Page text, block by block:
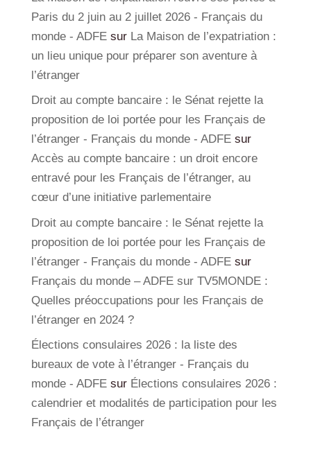
Paris du 2 juin au 2 juillet 2026 - Français du
monde - ADFEsur La Maison de l’expatriation :
un lieu unique pour préparer son aventure à
l’étranger
Droit au compte bancaire : le Sénat rejette la
proposition de loi portée pour les Français de
l’étranger - Français du monde - ADFEsur
Accès au compte bancaire : un droit encore
entravé pour les Français de l’étranger, au
cœur d’une initiative parlementaire
Droit au compte bancaire : le Sénat rejette la
proposition de loi portée pour les Français de
l’étranger - Français du monde - ADFEsur
Français du monde – ADFE sur TV5MONDE :
Quelles préoccupations pour les Français de
l’étranger en 2024 ?
Élections consulaires 2026 : la liste des
bureaux de vote à l’étranger - Français du
monde - ADFEsur Élections consulaires 2026 :
calendrier et modalités de participation pour les
Français de l’étranger